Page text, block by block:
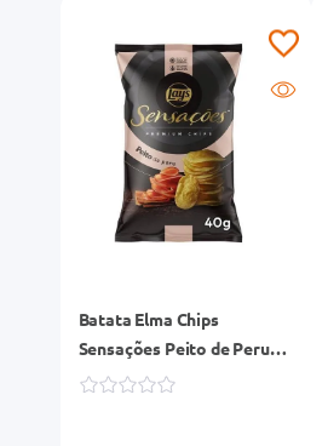
Batata Elma Chips
Sensações Peito de Peru
40g